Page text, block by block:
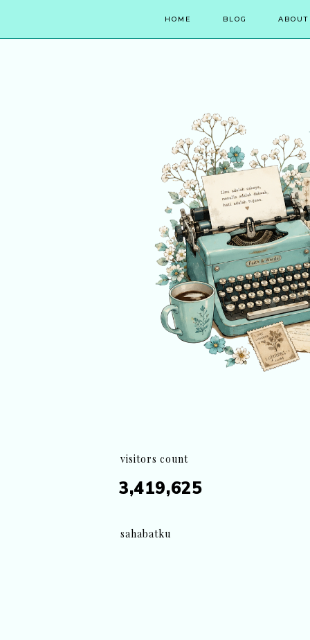
HOME BLOG ABOUT
visitors count
3,419,625
sahabatku